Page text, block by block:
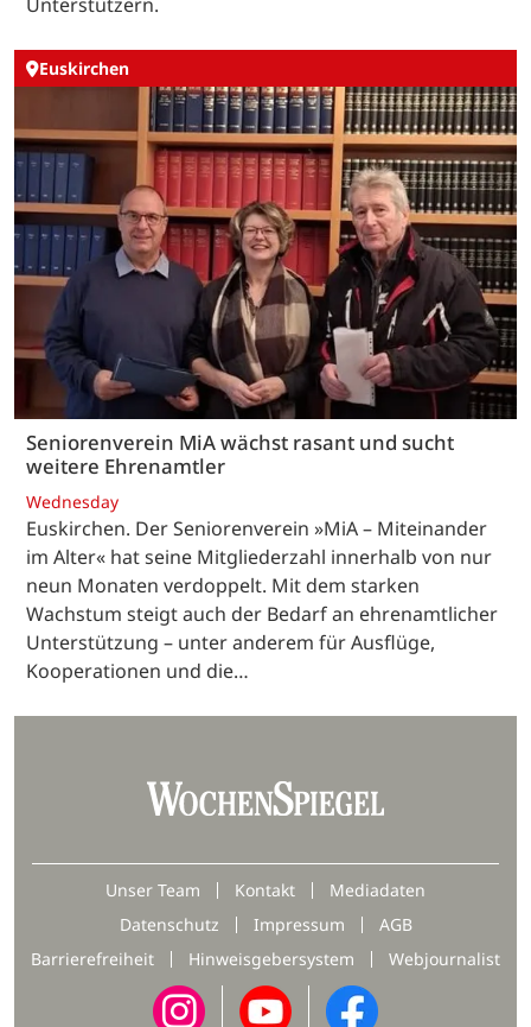
Euskirchen
Seniorenverein MiA wächst rasant und sucht
weitere Ehrenamtler
Wednesday
Euskirchen. Der Seniorenverein »MiA – Miteinander
im Alter« hat seine Mitgliederzahl innerhalb von nur
neun Monaten verdoppelt. Mit dem starken
Wachstum steigt auch der Bedarf an ehrenamtlicher
Unterstützung – unter anderem für Ausflüge,
Kooperationen und die…
Unser Team Kontakt
Mediadaten
Datenschutz
Impressum
AGB
Barrierefreiheit
Hinweisgebersystem Webjournalist